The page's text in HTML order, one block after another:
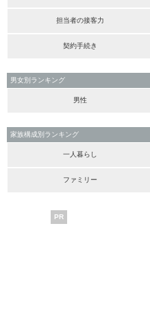
担当者の接客力
契約手続き
男女別ランキング
男性
家族構成別ランキング
一人暮らし
ファミリー
PR